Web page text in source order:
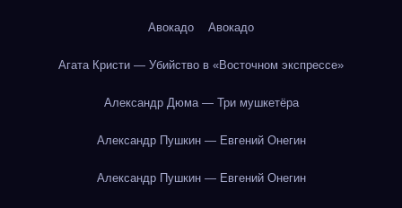
Авокадо Авокадо
Агата Кристи — Убийство в «Восточном экспрессе»
Александр Дюма — Три мушкетёра
Александр Пушкин — Евгений Онегин
Александр Пушкин — Евгений Онегин